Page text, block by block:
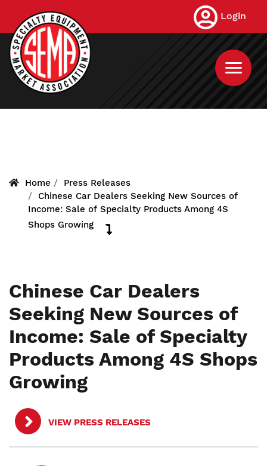
main
content
Login
Home
Press Releases
Chinese Car Dealers Seeking New Sources of
Income: Sale of Specialty Products Among 4S
Shops Growing
Chinese Car Dealers
Seeking New Sources of
Income: Sale of Specialty
Products Among 4S Shops
Growing
VIEW PRESS RELEASES